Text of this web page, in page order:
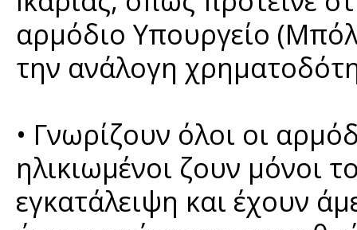
αρμόδιο Υπουργείο
την ανάλογη
• Γνωρίζουν όλοι οι
ηλικιωμένοι ζουν μόνοι
εγκατάλειψη και έχουν